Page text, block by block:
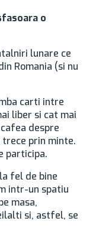
o
lunare ce
Romania (si nu
carti intre
liber si cat mai
despre
prin minte.
participa.
fel de bine
intr-un spatiu
masa,
si, astfel, se